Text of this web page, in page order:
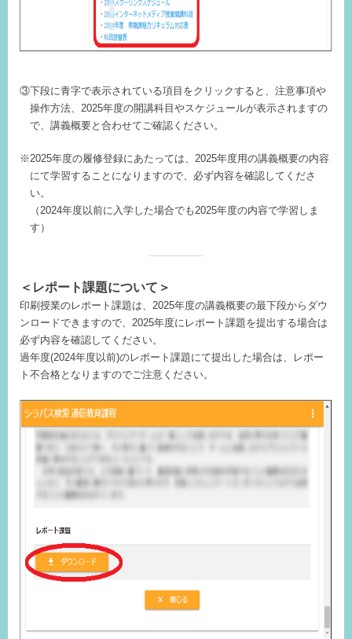
③下段に青字で表示されている項目をクリックすると、注意事項や
操作方法、2025年度の開講科目やスケジュールが表示されますの
で、講義概要と合わせてご確認ください。
※2025年度の履修登録にあたっては、2025年度用の講義概要の内容
にて学習することになりますので、必ず内容を確認してくださ
い。
（2024年度以前に入学した場合でも2025年度の内容で学習しま
す）
＜ レポート課題について＞
印刷授業のレポート課題は、2025年度の講義概要の最下段からダウ
ンロードできますので、2025年度にレポート課題を提出する場合は
必ず内容を確認してください。
過年度(2024年度以前)のレポート課題にて提出した場合は、レポー
ト不合格となりますのでご注意ください。